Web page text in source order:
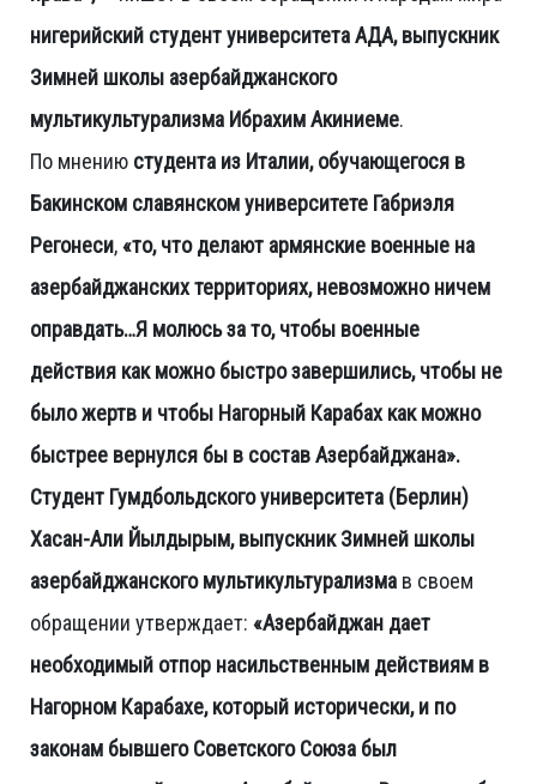
нигерийский студент университета АДА, выпускник
Зимней школы азербайджанского
мультикультурализма Ибрахим Акиниеме.
По мнению студента из Италии, обучающегося в
Бакинском славянском университете Габриэля
Регонеси,«то, что делают армянские военные на
азербайджанских территориях, невозможно ничем
оправдать…Я молюсь за то, чтобы военные
действия как можно быстро завершились, чтобы не
было жертв и чтобы Нагорный Карабах как можно
быстрее вернулся бы в состав Азербайджана».
Студент Гумдбольдского университета (Берлин)
Хасан-Али Йылдырым, выпускник Зимней школы
азербайджанского мультикультурализма в своем
обращении утверждает: «Азербайджан дает
необходимый отпор насильственным действиям в
Нагорном Карабахе, который исторически, и по
законам бывшего Советского Союза был